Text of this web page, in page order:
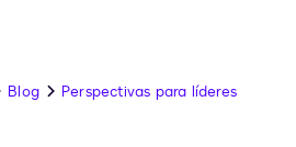
Blog Perspectivas para líderes